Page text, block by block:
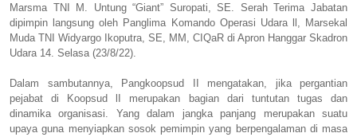
Marsma TNI M. Untung “Giant” Suropati, SE. Serah Terima Jabatan
dipimpin langsung oleh Panglima Komando Operasi Udara ll, Marsekal
Muda TNI Widyargo Ikoputra, SE, MM, CIQaR di Apron Hanggar Skadron
Udara 14. Selasa (23/8/22).
Dalam sambutannya, Pangkoopsud II mengatakan, jika pergantian
pejabat di Koopsud lI merupakan bagian dari tuntutan tugas dan
dinamika organisasi. Yang dalam jangka panjang merupakan suatu
upaya guna menyiapkan sosok pemimpin yang berpengalaman di masa